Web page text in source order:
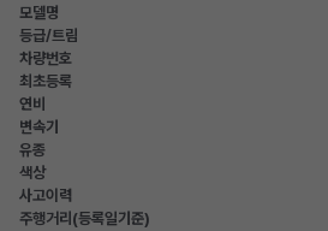
모델명
등급/트림
차량번호
최초등록
연비
변속기
유종
색상
사고이력
주행거리(등록일기준)